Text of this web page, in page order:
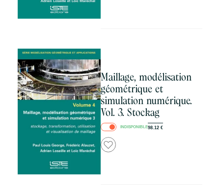
Maillage, modélisation
géométrique et
simulation numérique.
Vol. 3. Stockag
INDISPONIBLE98.12 €